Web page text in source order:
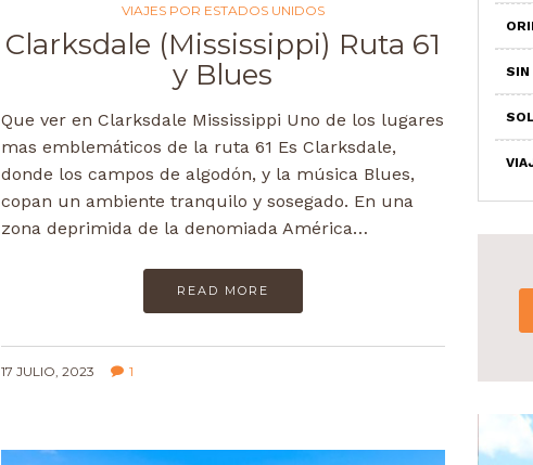
VIAJES POR ESTADOS UNIDOS
Clarksdale (Mississippi) Ruta 61
y Blues
Que ver en Clarksdale Mississippi Uno de los lugares
mas emblemáticos de la ruta 61 Es Clarksdale,
donde los campos de algodón, y la música Blues,
copan un ambiente tranquilo y sosegado. En una
zona deprimida de la denomiada América…
READ MORE
17 JULIO, 2023 1
SIN